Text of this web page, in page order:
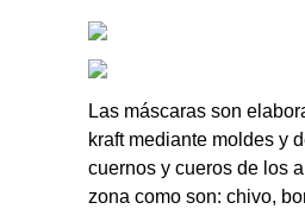
Las máscaras son
kraft mediante moldes y
cuernos y cueros de los
zona como son: chivo,